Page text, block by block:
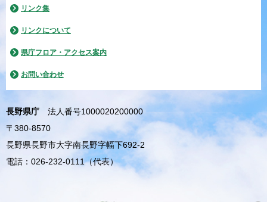
リンク集
リンクについて
県庁フロア・アクセス案内
お問い合わせ
長野県庁
法人番号1000020200000
〒380-8570
長野県長野市大字南長野字幅下692-2
電話：026-232-0111（代表）